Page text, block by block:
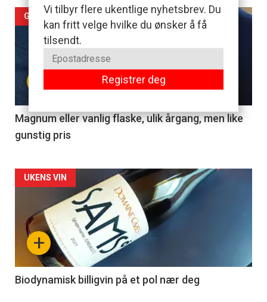
Vi tilbyr flere ukentlige nyhetsbrev. Du
kan fritt velge hvilke du ønsker å få
tilsendt.
Registrer deg
Forsiden
akkurat
3
GODBITER I POLLISTEN
Magnum eller vanlig flaske, ulik årgang, men like
gunstig pris
Forsiden
akkurat
nå
4
+
UKENS VIN
Biodynamisk billigvin på et pol nær deg